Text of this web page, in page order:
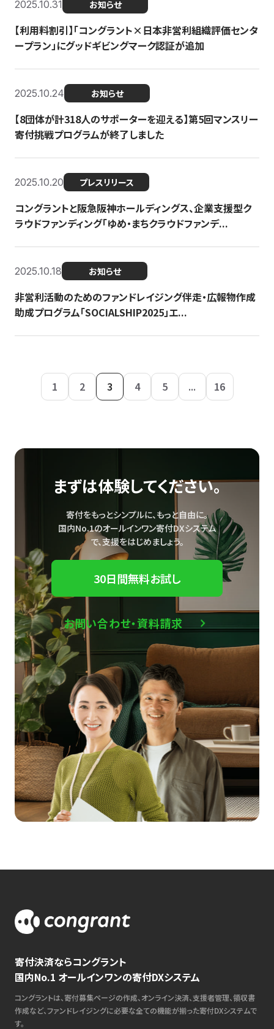
2025.10.31 お知らせ
【利用料割引】「コングラント×日本非営利組織評価センタ
ープラン」にグッドギビングマーク認証が追加
2025.10.24 お知らせ
【8団体が計318人のサポーターを迎える】​​第5回マンスリー
寄付挑戦プログラムが終了しました
2025.10.20 プレスリリース
コングラントと阪急阪神ホールディングス、企業支援型ク
ラウドファンディング「ゆめ・まちクラウドファンデ...
2025.10.18 お知らせ
非営利活動のためのファンドレイジング伴走・広報物作成
助成プログラム「SOCIALSHIP2025」エ...
1 2 3 4 5 ... 16
まずは体験してください。
寄付をもっとシンプルに、もっと自由に。
国内No.1のオールインワン寄付DXシステム
で、支援をはじめましょう。
30日間無料お試し
お問い合わせ・資料請求
寄付決済ならコングラント
国内No.1 オールインワンの寄付DXシステム
コングラントは、寄付募集ページの作成、オンライン決済、支援者管理、領収書
作成など、ファンドレイジングに必要な全ての機能が揃った寄付DXシステムで
す。